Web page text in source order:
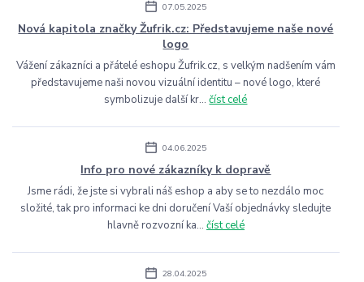
07.05.2025
Nová kapitola značky Žufrik.cz: Představujeme naše nové
logo
Vážení zákazníci a přátelé eshopu Žufrik.cz, s velkým nadšením vám
představujeme naši novou vizuální identitu – nové logo, které
symbolizuje další kr...číst celé
04.06.2025
Info pro nové zákazníky k dopravě
Jsme rádi, že jste si vybrali náš eshop a aby se to nezdálo moc
složité, tak pro informaci ke dni doručení Vaší objednávky sledujte
hlavně rozvozní ka... číst celé
28.04.2025